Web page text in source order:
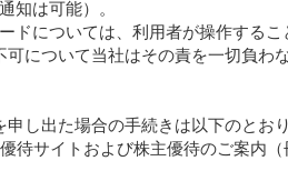
知は可能）。
ドについては、利用者が操作する
について当社はその責を一切負わな
し出た場合の手続きは以下のとおり
待サイトおよび株主優待のご案内